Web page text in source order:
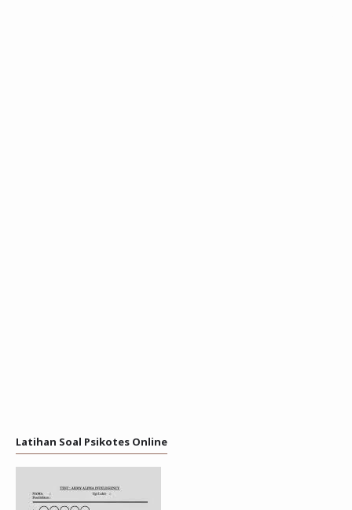
Latihan Soal Psikotes Online